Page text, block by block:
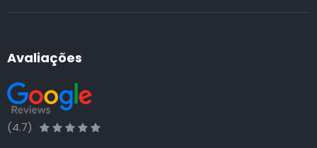
Avaliações
(4.7)